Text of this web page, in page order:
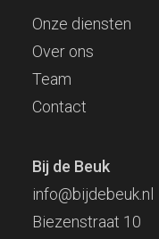
Onze diensten
Over ons
Team
Contact
Bij de Beuk
info@bijdebeuk.nl
Biezenstraat 10